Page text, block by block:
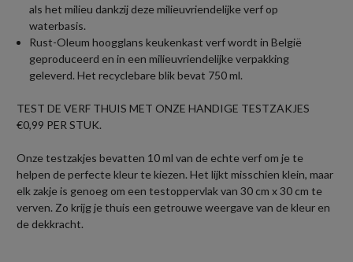
als het milieu dankzij deze milieuvriendelijke verf op
waterbasis.
Rust-Oleum hoogglans keukenkast verf wordt in België
geproduceerd en in een milieuvriendelijke verpakking
geleverd. Het recyclebare blik bevat 750 ml.
TEST DE VERF THUIS MET ONZE HANDIGE TESTZAKJES
€0,99 PER STUK.
Onze testzakjes bevatten 10 ml van de echte verf om je te
helpen de perfecte kleur te kiezen. Het lijkt misschien klein, maar
elk zakje is genoeg om een testoppervlak van 30 cm x 30 cm te
verven. Zo krijg je thuis een getrouwe weergave van de kleur en
de dekkracht.